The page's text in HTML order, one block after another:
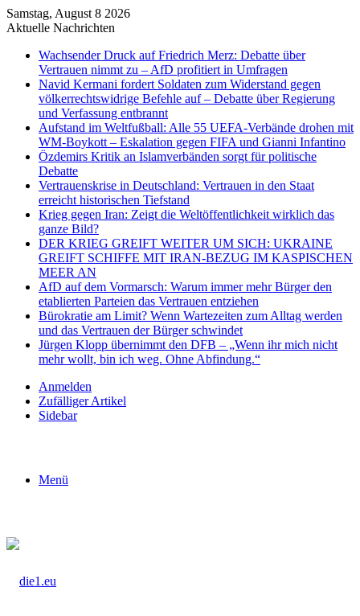
Samstag, August 8 2026
Aktuelle Nachrichten
Wachsender Druck auf Friedrich Merz: Debatte über
Vertrauen nimmt zu – AfD profitiert in Umfragen
Navid Kermani fordert Soldaten zum Widerstand gegen
völkerrechtswidrige Befehle auf – Debatte über Regierung
und Verfassung entbrannt
Aufstand im Weltfußball: Alle 55 UEFA-Verbände drohen mit
WM-Boykott – Eskalation gegen FIFA und Gianni Infantino
Özdemirs Kritik an Islamverbänden sorgt für politische
Debatte
Vertrauenskrise in Deutschland: Vertrauen in den Staat
erreicht historischen Tiefstand
Krieg gegen Iran: Zeigt die Weltöffentlichkeit wirklich das
ganze Bild?
DER KRIEG GREIFT WEITER UM SICH: UKRAINE
GREIFT SCHIFFE MIT IRAN-BEZUG IM KASPISCHEN
MEER AN
AfD auf dem Vormarsch: Warum immer mehr Bürger den
etablierten Parteien das Vertrauen entziehen
Bürokratie am Limit? Wenn Wartezeiten zum Alltag werden
und das Vertrauen der Bürger schwindet
Jürgen Klopp übernimmt den DFB – „Wenn ihr mich nicht
mehr wollt, bin ich weg. Ohne Abfindung.“
Anmelden
Zufälliger Artikel
Sidebar
Menü